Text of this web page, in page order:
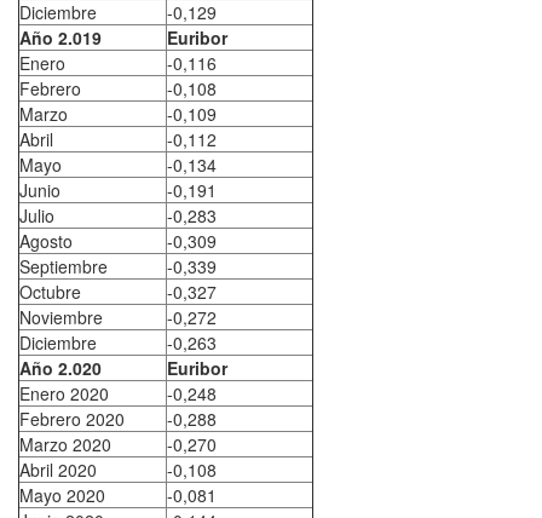
Diciembre
-0,129
Año 2.019
Euribor
Enero
-0,116
Febrero
-0,108
Marzo
-0,109
Abril
-0,112
Mayo
-0,134
Junio
-0,191
Julio
-0,283
Agosto
-0,309
Septiembre
-0,339
Octubre
-0,327
Noviembre
-0,272
Diciembre
-0,263
Año 2.020
Euribor
Enero 2020
-0,248
Febrero 2020
-0,288
Marzo 2020
-0,270
Abril 2020
-0,108
Mayo 2020
-0,081